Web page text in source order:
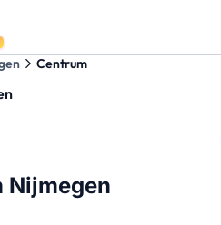
Centrum
Nijmegen